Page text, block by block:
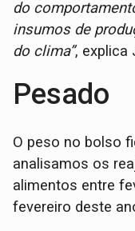
do
insumos de
do clima”, explica
Pesado
O peso no bolso
analisamos os
alimentos entre
fevereiro deste